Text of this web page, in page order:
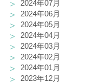
2024年07月
2024年06月
2024年05月
2024年04月
2024年03月
2024年02月
2024年01月
2023年12月